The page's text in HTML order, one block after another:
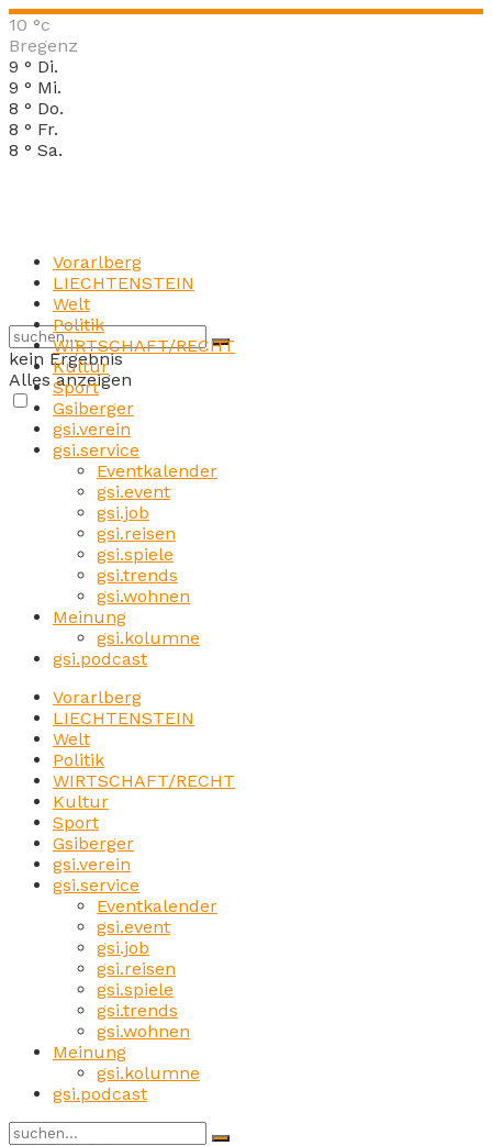
10 °c
Bregenz
9 ° Di.
9 ° Mi.
8 ° Do.
8 ° Fr.
8 ° Sa.
kein Ergebnis
Alles anzeigen
Vorarlberg
LIECHTENSTEIN
Welt
Politik
WIRTSCHAFT/RECHT
Kultur
Sport
Gsiberger
gsi.verein
gsi.service
Eventkalender
gsi.event
gsi.job
gsi.reisen
gsi.spiele
gsi.trends
gsi.wohnen
Meinung
gsi.kolumne
gsi.podcast
Vorarlberg
LIECHTENSTEIN
Welt
Politik
WIRTSCHAFT/RECHT
Kultur
Sport
Gsiberger
gsi.verein
gsi.service
Eventkalender
gsi.event
gsi.job
gsi.reisen
gsi.spiele
gsi.trends
gsi.wohnen
Meinung
gsi.kolumne
gsi.podcast